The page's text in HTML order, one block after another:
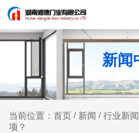
新闻
当前位置：首页 / 新闻 / 行业新闻
项？